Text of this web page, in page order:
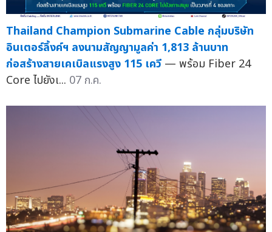
Thailand Champion Submarine Cable กลุ่มบริษัท
อินเตอร์ลิ้งค์ฯ ลงนามสัญญามูลค่า 1,813 ล้านบาท
ก่อสร้างสายเคเบิลแรงสูง 115 เควี — พร้อม Fiber 24
Core ไปยังเ... 07 ก.ค.